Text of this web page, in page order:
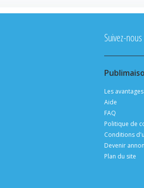
Suivez-nous
Les
Aide
FAQ
Politique de
Conditions
Devenir
Plan du site